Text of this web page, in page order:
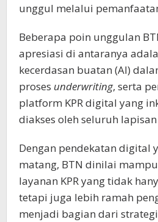
unggul melalui
Beberapa poin unggulan
apresiasi di antaranya
kecerdasan buatan (AI)
proses underwriting, serta
platform KPR digital yang
diakses oleh seluruh
Dengan pendekatan digital
matang, BTN dinilai
layanan KPR yang tidak
tetapi juga lebih ramah
menjadi bagian dari